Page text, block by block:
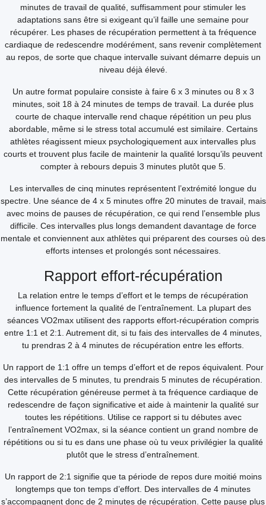
minutes de travail de qualité, suffisamment pour stimuler les
adaptations sans être si exigeant qu’il faille une semaine pour
récupérer. Les phases de récupération permettent à ta fréquence
cardiaque de redescendre modérément, sans revenir complètement
au repos, de sorte que chaque intervalle suivant démarre depuis un
niveau déjà élevé.
Un autre format populaire consiste à faire 6 x 3 minutes ou 8 x 3
minutes, soit 18 à 24 minutes de temps de travail. La durée plus
courte de chaque intervalle rend chaque répétition un peu plus
abordable, même si le stress total accumulé est similaire. Certains
athlètes réagissent mieux psychologiquement aux intervalles plus
courts et trouvent plus facile de maintenir la qualité lorsqu’ils peuvent
compter à rebours depuis 3 minutes plutôt que 5.
Les intervalles de cinq minutes représentent l’extrémité longue du
spectre. Une séance de 4 x 5 minutes offre 20 minutes de travail, mais
avec moins de pauses de récupération, ce qui rend l’ensemble plus
difficile. Ces intervalles plus longs demandent davantage de force
mentale et conviennent aux athlètes qui préparent des courses où des
efforts intenses et prolongés sont nécessaires.
Rapport effort-récupération
La relation entre le temps d’effort et le temps de récupération
influence fortement la qualité de l’entraînement. La plupart des
séances VO2max utilisent des rapports effort-récupération compris
entre 1:1 et 2:1. Autrement dit, si tu fais des intervalles de 4 minutes,
tu prendras 2 à 4 minutes de récupération entre les efforts.
Un rapport de 1:1 offre un temps d’effort et de repos équivalent. Pour
des intervalles de 5 minutes, tu prendrais 5 minutes de récupération.
Cette récupération généreuse permet à ta fréquence cardiaque de
redescendre de façon significative et aide à maintenir la qualité sur
toutes les répétitions. Utilise ce rapport si tu débutes avec
l’entraînement VO2max, si la séance contient un grand nombre de
répétitions ou si tu es dans une phase où tu veux privilégier la qualité
plutôt que le stress d’entraînement.
Un rapport de 2:1 signifie que ta période de repos dure moitié moins
longtemps que ton temps d’effort. Des intervalles de 4 minutes
s’accompagnent donc de 2 minutes de récupération. Cette pause plus